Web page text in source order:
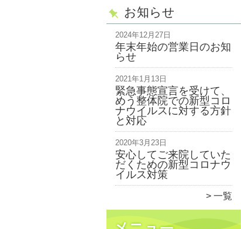
お知らせ
2024年12月27日
年末年始の営業日のお知
らせ
2021年1月13日
緊急事態宣言を受けて、
めう整体院での新型コロ
ナウイルスに対する方針
と対応
2020年3月23日
安心してご来院していた
だくための新型コロナウ
イルス対策
一覧